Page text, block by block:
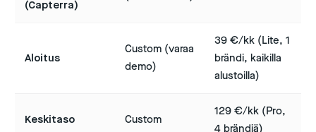
(Capterra)
Aloitus
Custom (varaa
demo)
39 €/kk (Lite, 1
brändi, kaikilla
alustoilla)
Keskitaso Custom
129 €/kk (Pro,
4 brändiä)